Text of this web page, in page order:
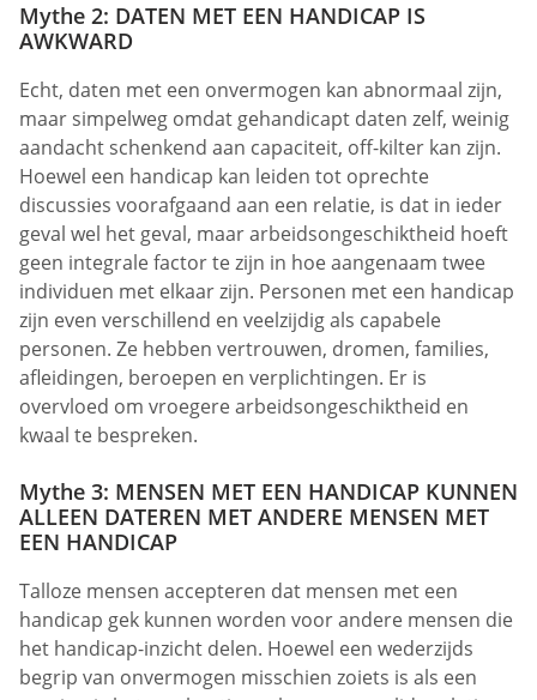
Mythe 2: DATEN MET EEN HANDICAP IS
AWKWARD
Echt, daten met een onvermogen kan abnormaal zijn,
maar simpelweg omdat gehandicapt daten zelf, weinig
aandacht schenkend aan capaciteit, off-kilter kan zijn.
Hoewel een handicap kan leiden tot oprechte
discussies voorafgaand aan een relatie, is dat in ieder
geval wel het geval, maar arbeidsongeschiktheid hoeft
geen integrale factor te zijn in hoe aangenaam twee
individuen met elkaar zijn. Personen met een handicap
zijn even verschillend en veelzijdig als capabele
personen. Ze hebben vertrouwen, dromen, families,
afleidingen, beroepen en verplichtingen. Er is
overvloed om vroegere arbeidsongeschiktheid en
kwaal te bespreken.
Mythe 3: MENSEN MET EEN HANDICAP KUNNEN
ALLEEN DATEREN MET ANDERE MENSEN MET
EEN HANDICAP
Talloze mensen accepteren dat mensen met een
handicap gek kunnen worden voor andere mensen die
het handicap-inzicht delen. Hoewel een wederzijds
begrip van onvermogen misschien zoiets is als een